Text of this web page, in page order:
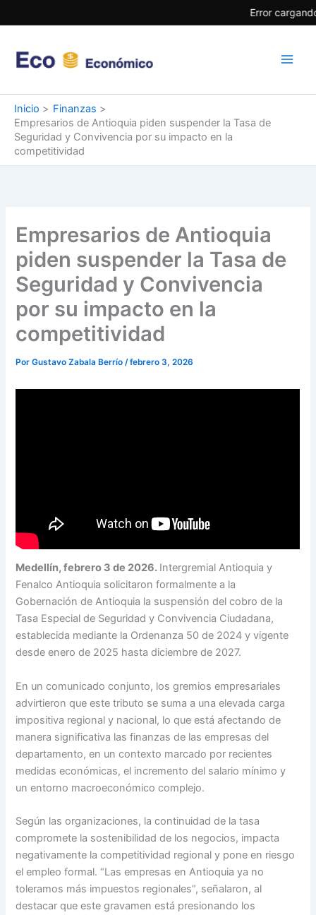
Error
al
Inicio
Finanzas
Empresarios de Antioquia piden suspender la Tasa de
Seguridad y Convivencia por su impacto en la
competitividad
Empresarios de Antioquia
piden suspender la Tasa de
Seguridad y Convivencia
por su impacto en la
competitividad
PorGustavo Zabala Berrío /febrero 3, 2026
Medellín, febrero 3 de 2026. Intergremial Antioquia y
Fenalco Antioquia solicitaron formalmente a la
Gobernación de Antioquia la suspensión del cobro de la
Tasa Especial de Seguridad y Convivencia Ciudadana,
establecida mediante la Ordenanza 50 de 2024 y vigente
desde enero de 2025 hasta diciembre de 2027.
En un comunicado conjunto, los gremios empresariales
advirtieron que este tributo se suma a una elevada carga
impositiva regional y nacional, lo que está afectando de
manera significativa las finanzas de las empresas del
departamento, en un contexto marcado por recientes
medidas económicas, el incremento del salario mínimo y
un entorno macroeconómico complejo.
Según las organizaciones, la continuidad de la tasa
compromete la sostenibilidad de los negocios, impacta
negativamente la competitividad regional y pone en riesgo
el empleo formal. “Las empresas en Antioquia ya no
toleramos más impuestos regionales”, señalaron, al
destacar que este gravamen está presionando los